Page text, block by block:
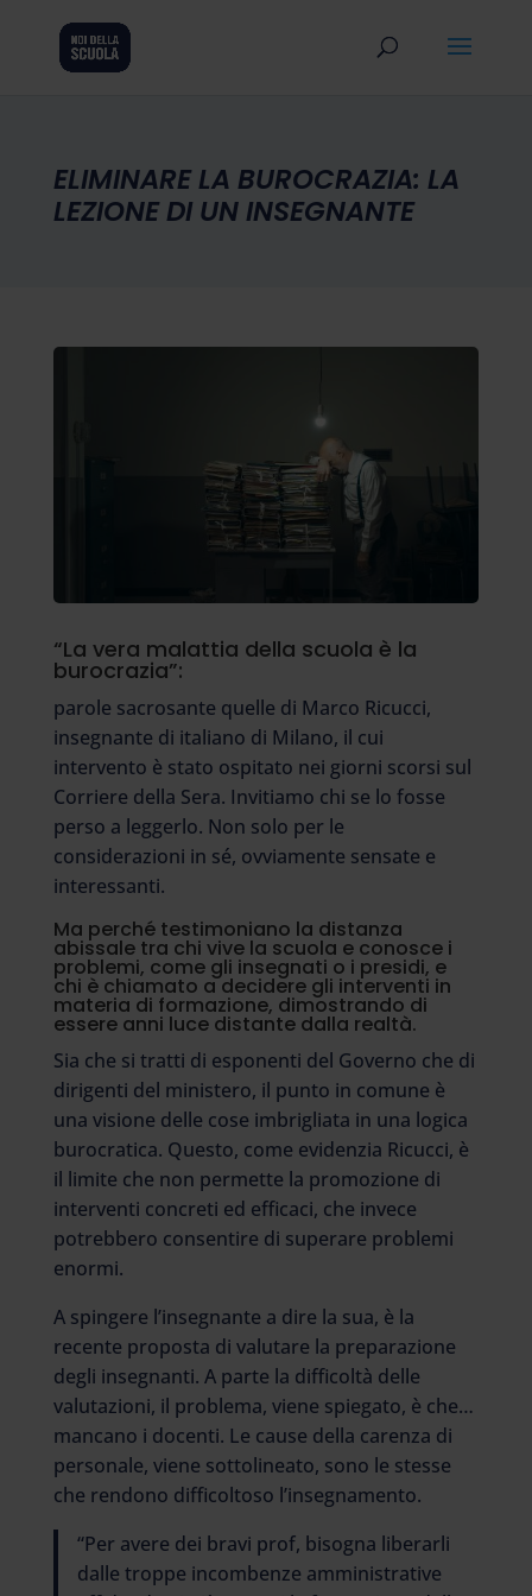
ELIMINARE LA BUROCRAZIA: LA
LEZIONE DI UN INSEGNANTE
“La vera malattia della scuola è la
burocrazia”:
parole sacrosante quelle di Marco Ricucci,
insegnante di italiano di Milano, il cui
intervento è stato ospitato nei giorni scorsi sul
Corriere della Sera. Invitiamo chi se lo fosse
perso a leggerlo. Non solo per le
considerazioni in sé, ovviamente sensate e
interessanti.
Ma perché testimoniano la distanza
abissale tra chi vive la scuola e conosce i
problemi, come gli insegnati o i presidi, e
chi è chiamato a decidere gli interventi in
materia di formazione, dimostrando di
essere anni luce distante dalla realtà.
Sia che si tratti di esponenti del Governo che di
dirigenti del ministero, il punto in comune è
una visione delle cose imbrigliata in una logica
burocratica. Questo, come evidenzia Ricucci, è
il limite che non permette la promozione di
interventi concreti ed efficaci, che invece
potrebbero consentire di superare problemi
enormi.
A spingere l’insegnante a dire la sua, è la
recente proposta di valutare la preparazione
degli insegnanti. A parte la difficoltà delle
valutazioni, il problema, viene spiegato, è che…
mancano i docenti. Le cause della carenza di
personale, viene sottolineato, sono le stesse
che rendono difficoltoso l’insegnamento.
“Per avere dei bravi prof, bisogna liberarli
dalle troppe incombenze amministrative